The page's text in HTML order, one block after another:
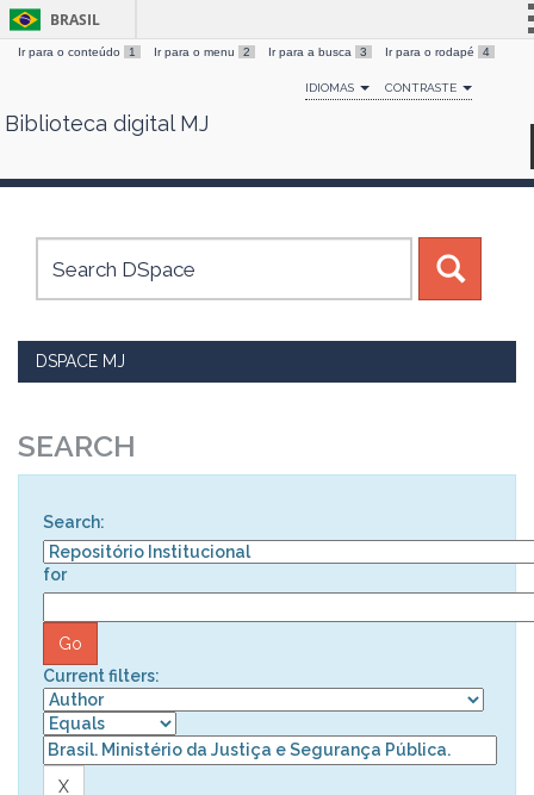
Skip
BRASIL
Simplifique!
Comunica BR
Canais
Ir para o conteúdo 1 Ir para o menu 2 Ir para a busca 3 Ir para o rodapé 4
IDIOMAS CONTRASTE
Biblioteca digital MJ
DSPACE MJ
SEARCH
Search:
for
Current filters: